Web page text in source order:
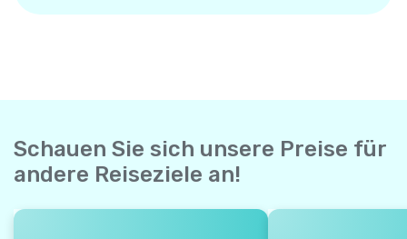
Schauen Sie sich unsere Preise für
andere Reiseziele an!